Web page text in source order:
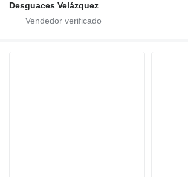
Desguaces Velázquez